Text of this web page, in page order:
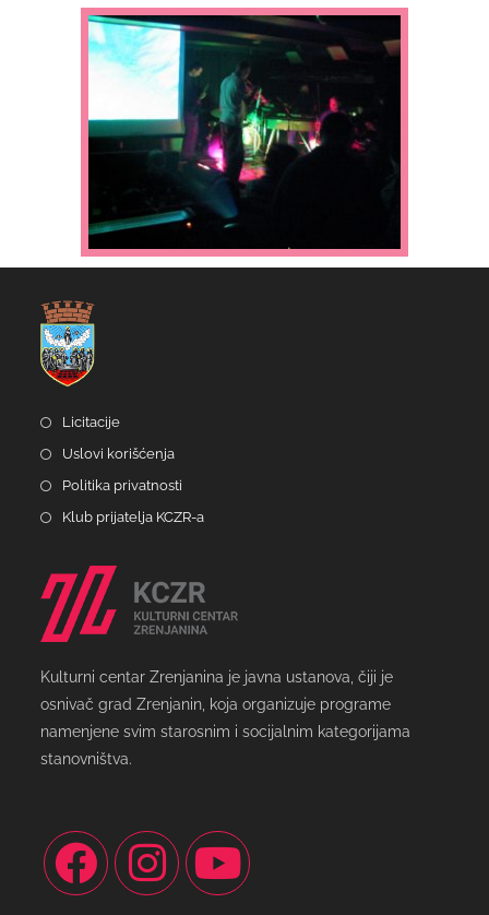
Licitacije
Uslovi korišćenja
Politika privatnosti
Klub prijatelja KCZR-a
Kulturni centar Zrenjanina je javna ustanova, čiji je
osnivač grad Zrenjanin, koja organizuje programe
namenjene svim starosnim i socijalnim kategorijama
stanovništva.